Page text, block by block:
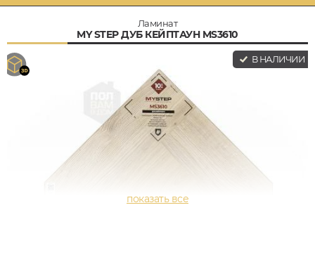
Ламинат
MY STEP ДУБ КЕЙПТАУН MS3610
В НАЛИЧИИ